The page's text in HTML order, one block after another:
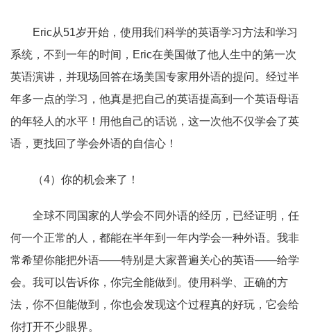
Eric从51岁开始，使用我们科学的英语学习方法和学习
系统，不到一年的时间， Eric在美国做了他人生中的第一次
英语演讲，并现场回答在场美国专家用外语的提问。经过半
年多一点的学习，他真是把自己的英语提高到一个英语母语
的年轻人的水平！用他自己的话说，这一次他不仅学会了英
语，更找回了学会外语的自信心！
（4）你的机会来了！
全球不同国家的人学会不同外语的经历，已经证明，任
何一个正常的人，都能在半年到一年内学会一种外语。我非
常希望你能把外语——特别是大家普遍关心的英语——给学
会。我可以告诉你，你完全能做到。使用科学、正确的方
法，你不但能做到，你也会发现这个过程真的好玩，它会给
你打开不少眼界。